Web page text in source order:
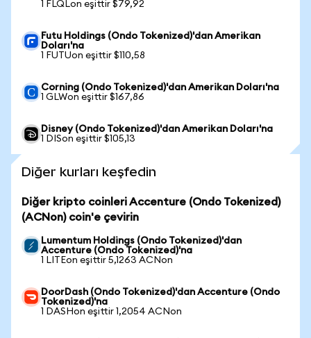
1 FLQLon eşittir $79,92
Futu Holdings (Ondo Tokenized)'dan Amerikan
Doları'na
1 FUTUon eşittir $110,58
Corning (Ondo Tokenized)'dan Amerikan Doları'na
1 GLWon eşittir $167,86
Disney (Ondo Tokenized)'dan Amerikan Doları'na
1 DISon eşittir $105,13
Diğer kurları keşfedin
Diğer kripto coinleri Accenture (Ondo Tokenized)
(ACNon) coin'e çevirin
Lumentum Holdings (Ondo Tokenized)'dan
Accenture (Ondo Tokenized)'na
1 LITEon eşittir 5,1263 ACNon
DoorDash (Ondo Tokenized)'dan Accenture (Ondo
Tokenized)'na
1 DASHon eşittir 1,2054 ACNon